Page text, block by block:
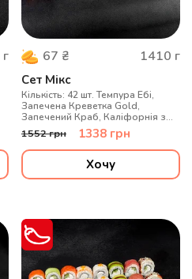
г 67 ₴ 1410 г
Сет Мікс
Кількість: 42 шт. Темпура Ебі,
Запечена Креветка Gold,
Запечений Краб, Каліфорнія з
вугрем, Філадельфія Twix
1552грн 1338 грн
Хочу